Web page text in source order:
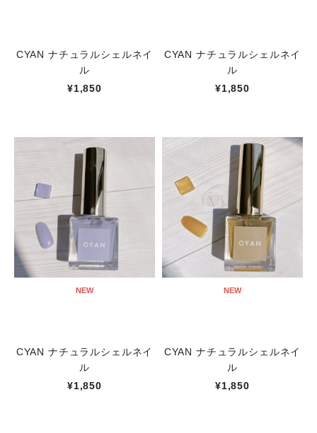
CYAN ナチュラルシェルネイ
ル
¥1,850
CYAN ナチュラルシェルネイ
ル
¥1,850
NEW
CYAN ナチュラルシェルネイ
ル
¥1,850
NEW
CYAN ナチュラルシェルネイ
ル
¥1,850